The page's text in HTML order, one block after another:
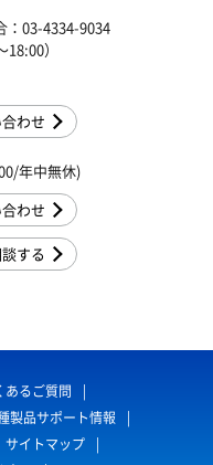
：03-4334-9034
）
わせ
年中無休)
わせ
する
あるご質問
製品サポート情報
サイトマップ